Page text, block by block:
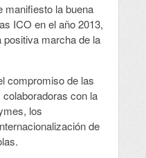
manifiesto la buena
ICO en el año 2013,
positiva marcha de la
compromiso de las
con la
los
de